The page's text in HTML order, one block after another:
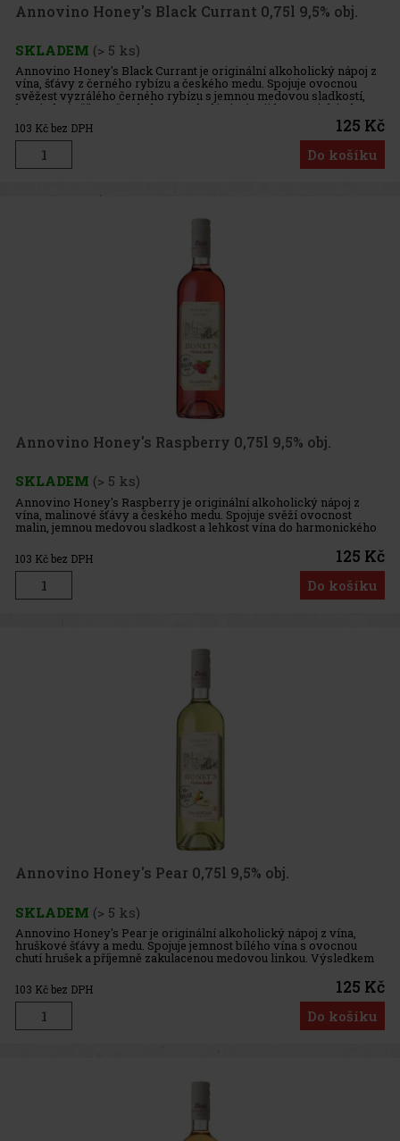
Annovino Honey's Black Currant 0,75l 9,5% obj.
SKLADEM (> 5 ks)
Annovino Honey's Black Currant je originální alkoholický nápoj z
vína, šťávy z černého rybízu a českého medu. Spojuje ovocnou
svěžest vyzrálého černého rybízu s jemnou medovou sladkostí,
která chuť příjemně zakulacuje a dodává nápoji harmonický chara
103 Kč bez DPH 125 Kč
Do košíku
Annovino Honey's Raspberry 0,75l 9,5% obj.
SKLADEM (> 5 ks)
Annovino Honey's Raspberry je originální alkoholický nápoj z
vína, malinové šťávy a českého medu. Spojuje svěží ovocnost
malin, jemnou medovou sladkost a lehkost vína do harmonického
nápoje, který se hodí k samostatnému vychutnání i pro domácí
koktej
103 Kč bez DPH 125 Kč
Do košíku
Annovino Honey's Pear 0,75l 9,5% obj.
SKLADEM (> 5 ks)
Annovino Honey's Pear je originální alkoholický nápoj z vína,
hruškové šťávy a medu. Spojuje jemnost bílého vína s ovocnou
chutí hrušek a příjemně zakulacenou medovou linkou. Výsledkem
je svěží, lehce sladký a harmonický nápoj, který se hodí k samost
103 Kč bez DPH 125 Kč
Do košíku